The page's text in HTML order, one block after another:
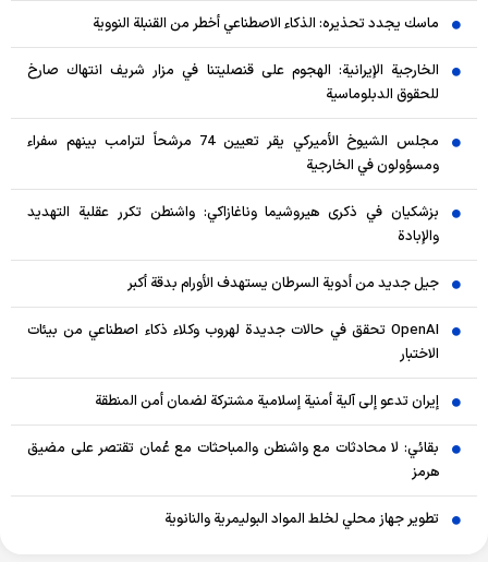
ماسك يجدد تحذيره: الذكاء الاصطناعي أخطر من القنبلة النووية
الخارجية الإيرانية: الهجوم على قنصليتنا في مزار شريف انتهاك صارخ
للحقوق الدبلوماسية
مجلس الشيوخ الأميركي يقر تعيين 74 مرشحاً لترامب بينهم سفراء
ومسؤولون في الخارجية
بزشكيان في ذكرى هيروشيما وناغازاكي: واشنطن تكرر عقلية التهديد
والإبادة
جيل جديد من أدوية السرطان يستهدف الأورام بدقة أكبر
OpenAI تحقق في حالات جديدة لهروب وكلاء ذكاء اصطناعي من بيئات
الاختبار
إيران تدعو إلى آلية أمنية إسلامية مشتركة لضمان أمن المنطقة
بقائي: لا محادثات مع واشنطن والمباحثات مع عُمان تقتصر على مضيق
هرمز
تطوير جهاز محلي لخلط المواد البوليمرية والنانوية